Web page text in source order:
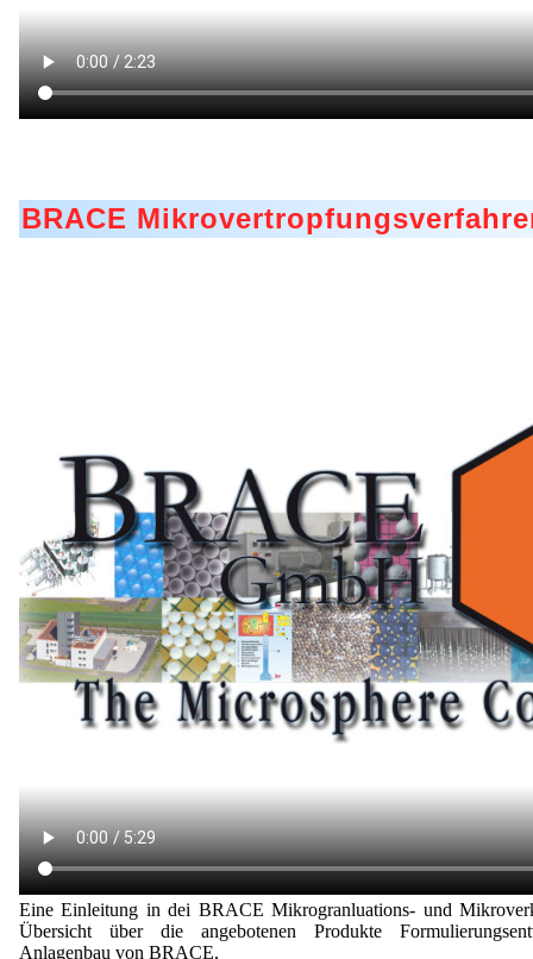
A Leap Forward to Shaping Better Products –
Microgranulation
Drip Casting Technologies at BRACE - An overview
BRACE
Eine Einleitung in dei BRACE Mikrogranluations- und
Übersicht über die angebotenen Produkte
Anlagenbau von BRACE.